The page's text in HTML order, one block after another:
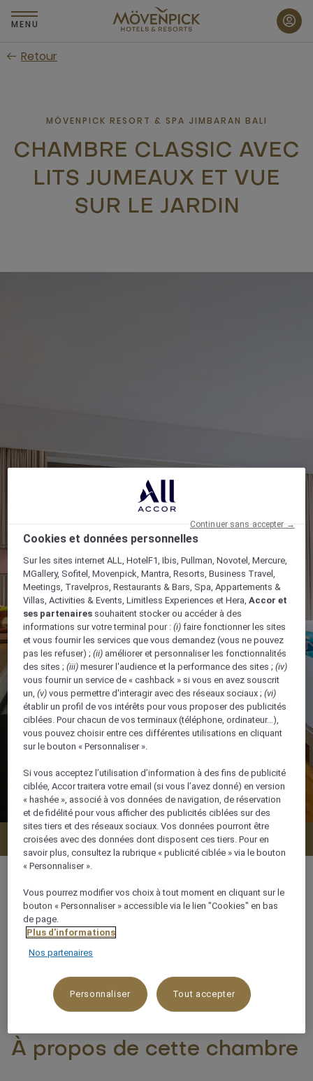
Passer
au
principal
MENU
Retour
MÖVENPICK RESORT & SPA JIMBARAN BALI
CHAMBRE CLASSIC AVEC
LITS JUMEAUX ET VUE
SUR LE JARDIN
Vérifier la disponibilité
38 m²
3 x
À propos de cette chambre
Cookies et données personnelles
Sur les sites internet ALL, HotelF1, Ibis, Pullman, Novotel, Mercure,
MGallery, Sofitel, Movenpick, Mantra, Resorts, Business Travel,
Meetings, Travelpros, Restaurants & Bars, Spa, Appartements &
Villas, Activities & Events, Limitless Experiences et Hera,Accor et
ses partenaires souhaitent stocker ou accéder à des
informations sur votre terminal pour :(i) faire fonctionner les sites
et vous fournir les services que vous demandez (vous ne pouvez
pas les refuser) ;(ii) améliorer et personnaliser les fonctionnalités
des sites ;(iii) mesurer l'audience et la performance des sites ;(iv)
vous fournir un service de « cashback » si vous en avez souscrit
un,(v) vous permettre d'interagir avec des réseaux sociaux ;(vi)
établir un profil de vos intérêts pour vous proposer des publicités
ciblées. Pour chacun de vos terminaux (téléphone, ordinateur…),
vous pouvez choisir entre ces différentes utilisations en cliquant
sur le bouton « Personnaliser ».
Si vous acceptez l’utilisation d’information à des fins de publicité
ciblée, Accor traitera votre email (si vous l’avez donné) en version
« hashée », associé à vos données de navigation, de réservation
et de fidélité pour vous afficher des publicités ciblées sur des
sites tiers et des réseaux sociaux. Vos données pourront être
croisées avec des données dont disposent ces tiers. Pour en
savoir plus, consultez la rubrique « publicité ciblée » via le bouton
« Personnaliser ».
Vous pourrez modifier vos choix à tout moment en cliquant sur le
bouton « Personnaliser » accessible via le lien "Cookies" en bas
de page.
Plus d'informations
Nos partenaires
Personnaliser Tout accepter
Continuer sans accepter →